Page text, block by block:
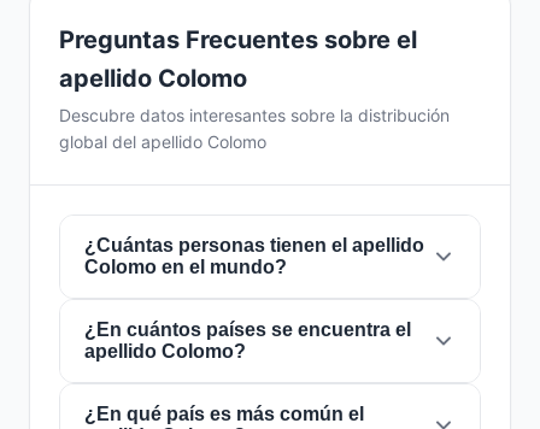
Preguntas Frecuentes sobre el
apellido Colomo
Descubre datos interesantes sobre la distribución
global del apellido Colomo
¿Cuántas personas tienen el apellido
Colomo en el mundo?
Actualmente hay aproximadamente4.188
personascon el apellido
mundo. Esto significa que aproximadamente 1
de cada1,910,220 personasen el mundo
¿En cuántos países se encuentra el
apellido Colomo?
El apellidoColomo está presente en
¿En qué país es más común el